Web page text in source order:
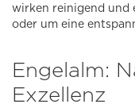
wirken reinigend und
oder um eine
Engelalm:
Exzellenz